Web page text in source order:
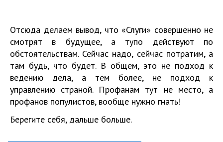
Отсюда делаем вывод, что «Слуги» совершенно не
смотрят в будущее, а тупо действуют по
обстоятельствам. Сейчас надо, сейчас потратим, а
там будь, что будет. В общем, это не подход к
ведению дела, а тем более, не подход к
управлению страной. Профанам тут не место, а
профанов популистов, вообще нужно гнать!
Берегите себя, дальше больше.